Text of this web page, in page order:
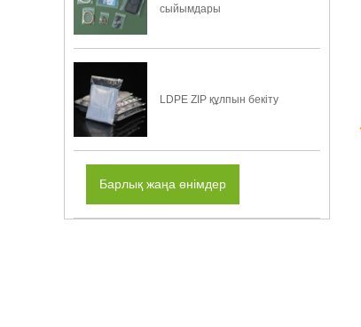
сыйымдары
LDPE ZIP құлпын бекіту
Барлық жаңа өнімдер